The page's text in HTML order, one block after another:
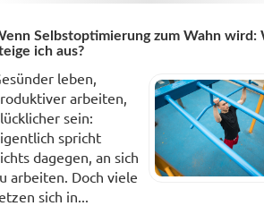
Selbstoptimierung zum Wahn wird:
ich aus?
leben,
arbeiten,
sein:
spricht
dagegen, an sich
arbeiten. Doch viele
sich in...